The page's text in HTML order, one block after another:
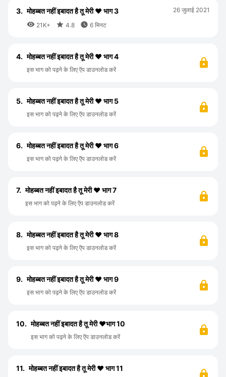
3. मोहब्बत नहीं इबादत है तू मेरी ❤️ भाग 3
 21K+  4.8  6 मिनट
26 जुलाई 2021
4. मोहब्बत नहीं इबादत है तू मेरी ❤️ भाग 4
इस भाग को पढ़ने के लिए ऍप डाउनलोड करें
5. मोहब्बत नहीं इबादत है तू मेरी ❤️ भाग 5
इस भाग को पढ़ने के लिए ऍप डाउनलोड करें
6. मोहब्बत नहीं इबादत है तू मेरी ❤️ भाग 6
इस भाग को पढ़ने के लिए ऍप डाउनलोड करें
7. मोहब्बत नहीं इबादत है तू मेरी ❤️ भाग 7
इस भाग को पढ़ने के लिए ऍप डाउनलोड करें
8. मोहब्बत नहीं इबादत है तू मेरी ❤️ भाग 8
इस भाग को पढ़ने के लिए ऍप डाउनलोड करें
9. मोहब्बत नहीं इबादत है तू मेरी ❤️ भाग 9
इस भाग को पढ़ने के लिए ऍप डाउनलोड करें
10. मोहब्बत नहीं इबादत है तू मेरी ❤️भाग 10
इस भाग को पढ़ने के लिए ऍप डाउनलोड करें
11. मोहब्बत नहीं इबादत है तू मेरी ❤️ भाग 11